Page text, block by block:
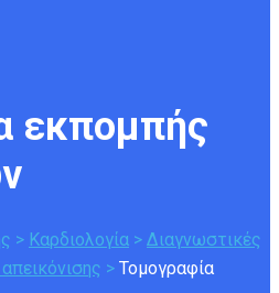
εκπομπής
> Καρδιολογία > Διαγνωστικές
> Τομογραφία